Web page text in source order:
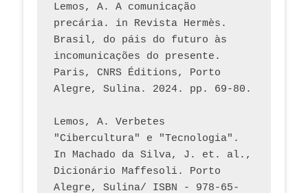
Lemos, A. A comunicação
precária. in Revista Hermès.
Brasil, do páis do futuro às
incomunicações do presente.
Paris, CNRS Éditions, Porto
Lemos, A. Verbetes
"Cibercultura" e "Tecnologia".
In Machado da Silva, J. et. al.,
Dicionário Maffesoli. Porto
Alegre, Sulina/ ISBN - 978-65-